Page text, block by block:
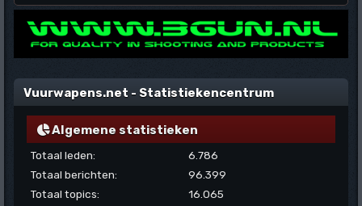
Vuurwapens.net - Statistiekencentrum
Algemene statistieken
Totaal leden:
6.786
Totaal berichten:
96.399
Totaal topics:
16.065